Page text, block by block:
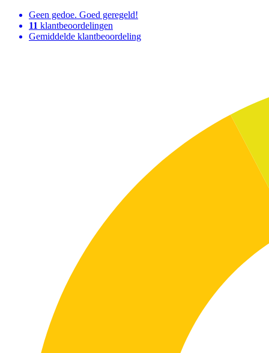
Geen gedoe. Goed geregeld!
11 klantbeoordelingen
Gemiddelde klantbeoordeling